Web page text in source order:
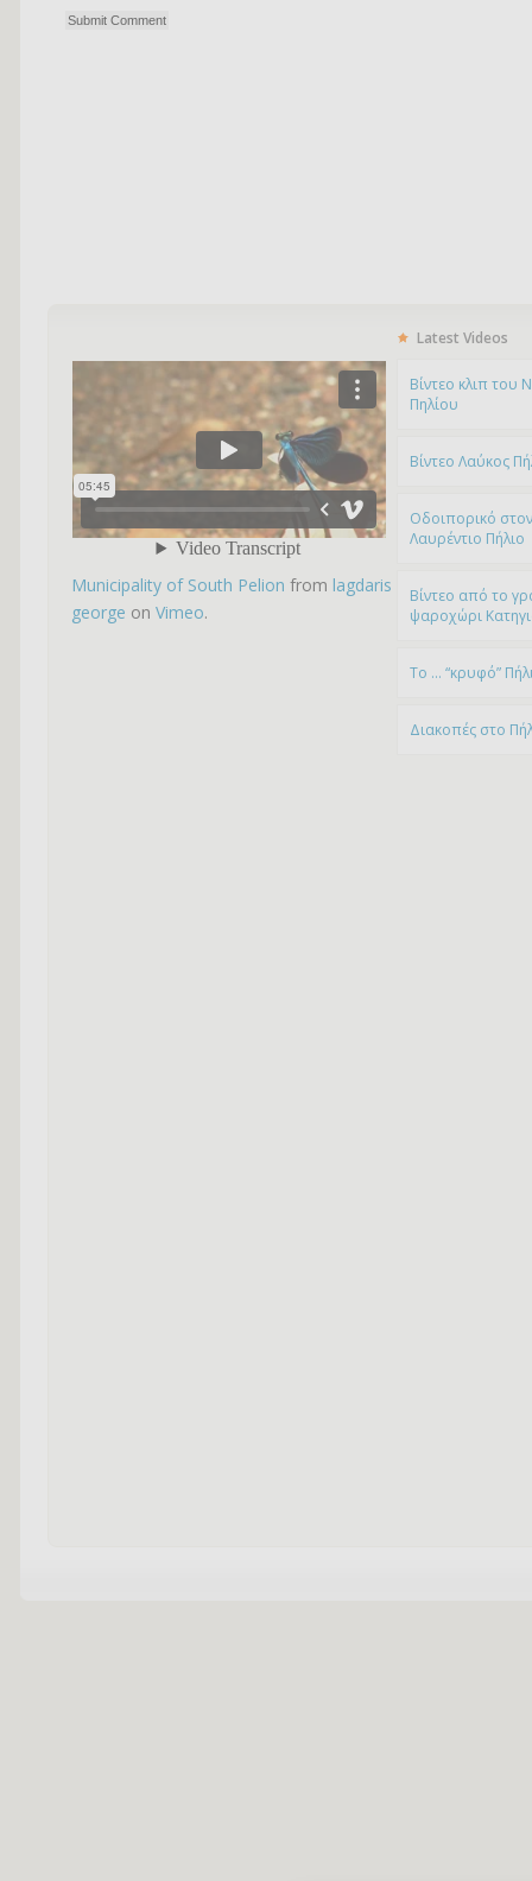
Municipality of South Pelion from lagdaris
george on Vimeo.
Latest Videos
Bίντεο κλιπ του
Πηλίου
Βίντεο Λαύκος
Οδοιπορικό
Λαυρέντιο Πήλιο
Βίντεο από το
ψαροχώρι
To … “κρυφό”
Διακοπές στο